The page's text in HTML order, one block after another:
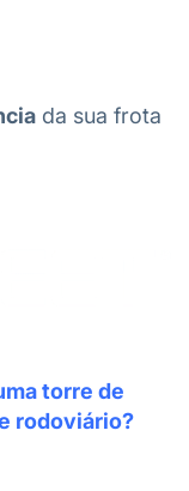
da sua frota
torre de
rodoviário?